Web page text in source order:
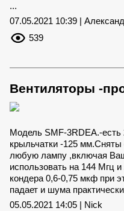
...
07.05.2021 10:39 |
539
Вентиляторы -
Модель SMF-3RDEA.-
крыльчатки -125
любую лампу ,включая
использовать на 144 Мгц и
кондера 0,6-0,75 мкф при
падает и шума
05.05.2021 14:05 | Nick